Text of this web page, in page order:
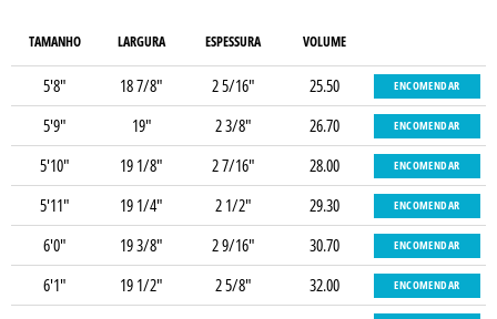
TAMANHO LARGURA ESPESSURA VOLUME
5'8" 18 7/8" 2 5/16" 25.50 ENCOMENDAR
5'9" 19" 2 3/8" 26.70 ENCOMENDAR
5'10" 19 1/8" 2 7/16" 28.00 ENCOMENDAR
5'11" 19 1/4" 2 1/2" 29.30 ENCOMENDAR
6'0" 19 3/8" 2 9/16" 30.70 ENCOMENDAR
6'1" 19 1/2" 2 5/8" 32.00 ENCOMENDAR